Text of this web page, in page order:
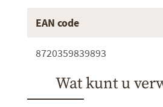
EAN code
8720359839893
Wat kunt u